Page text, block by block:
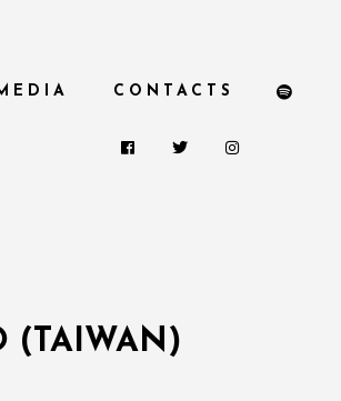
CONTACTS
(TAIWAN)